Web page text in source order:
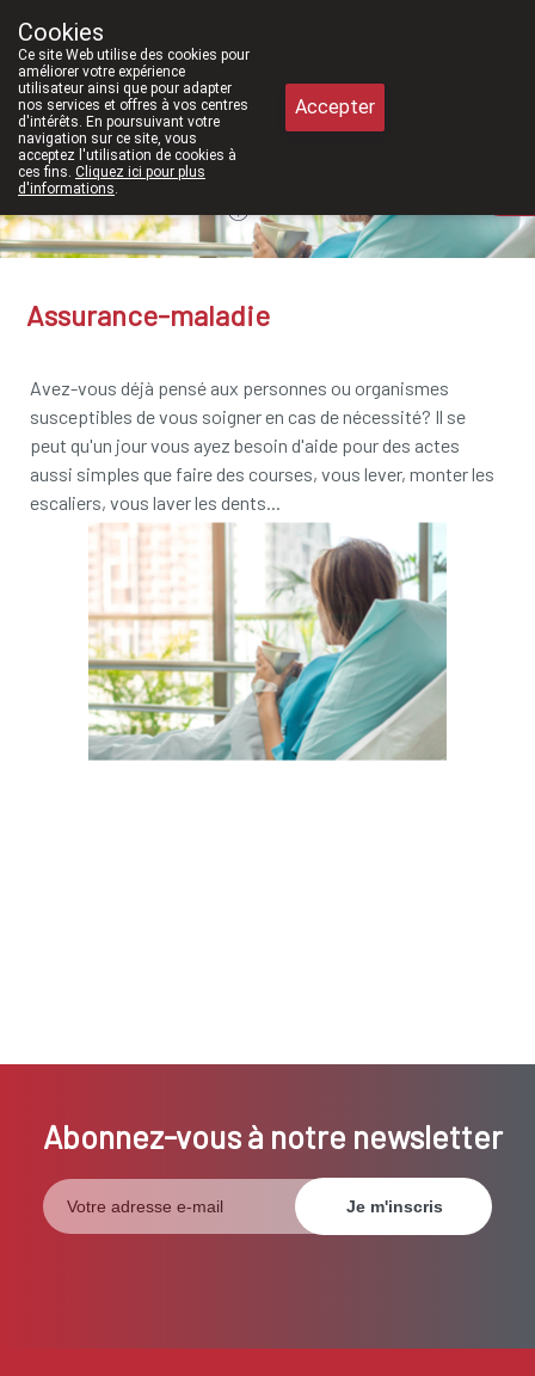
Aujourd'hui A présent
Assurance-maladie
Avez-vous déjà pensé aux personnes ou organismes
susceptibles de vous soigner en cas de nécessité? Il se
peut qu'un jour vous ayez besoin d'aide pour des actes
aussi simples que faire des courses, vous lever, monter les
escaliers, vous laver les dents...
Abonnez-vous à notre newsletter
Cookies
Ce site Web utilise des cookies pour
améliorer votre expérience
utilisateur ainsi que pour adapter
nos services et offres à vos centres
d'intérêts. En poursuivant votre
navigation sur ce site, vous
acceptez l'utilisation de cookies à
ces fins. Cliquez ici pour plus
d'informations.
Accepter